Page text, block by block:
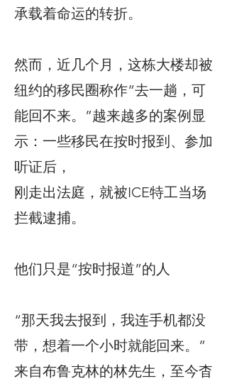
承载着命运的转折。
然而，近几个月，这栋大楼却被
纽约的移民圈称作“去一趟，可
能回不来。”越来越多的案例显
示：一些移民在按时报到、参加
听证后，
刚走出法庭，就被ICE特工当场
拦截逮捕。
他们只是“按时报道”的人
“那天我去报到，我连手机都没
带，想着一个小时就能回来。”
来自布鲁克林的林先生，至今杳